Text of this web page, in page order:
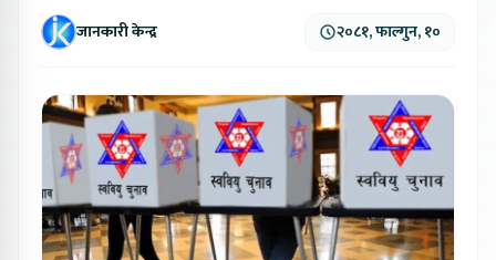
जानकारी केन्द्र २०८१, फाल्गुन, १०